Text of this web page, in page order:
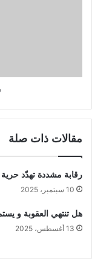
مقالات ذات صلة
رقابة مشددة تهدّد حرية
10 سبتمبر، 2025
هل تنتهي العقوبة و
13 أغسطس، 2025